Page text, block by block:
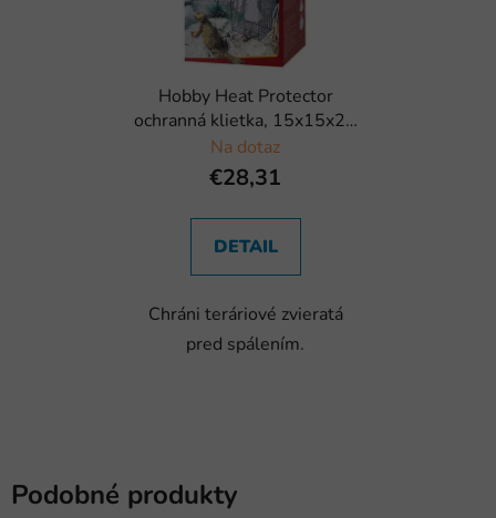
Hobby Heat Protector
ochranná klietka, 15x15x25
cm
Na dotaz
€28,31
DETAIL
Chráni teráriové zvieratá
pred spálením.
Podobné produkty